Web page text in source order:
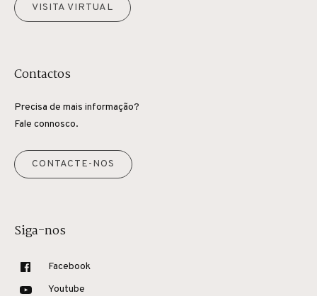
VISITA VIRTUAL
Contactos
Precisa de mais informação?
Fale connosco.
CONTACTE-NOS
Siga-nos
Facebook
Youtube